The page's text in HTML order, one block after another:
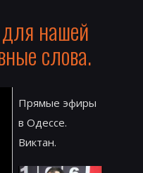
нашей
слова.
Прямые эфиры
в Одессе.
Виктан.